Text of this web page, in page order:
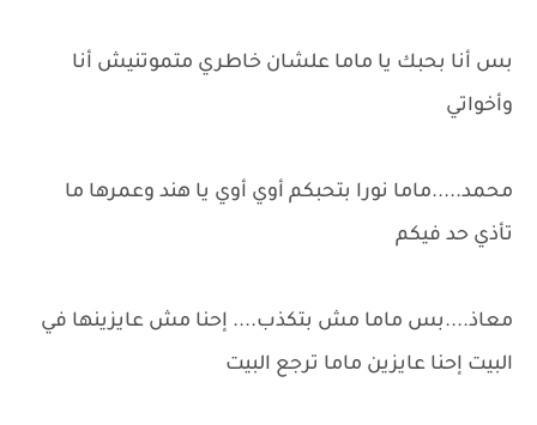
بس أنا بحبك يا ماما علشان خاطري متموتنيش أنا
وأخواتي
محمد.....ماما نورا بتحبكم أوي أوي يا هند وعمرها ما
تأذي حد فيكم
معاذ....بس ماما مش بتكذب.... إحنا مش عايزينها في
البيت إحنا عايزين ماما ترجع البيت